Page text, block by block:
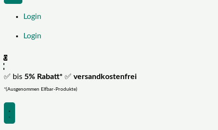
Login
Login
0
✅ bis 5% Rabatt* ✅ versandkostenfrei
*(Ausgenommen Elfbar-Produkte)